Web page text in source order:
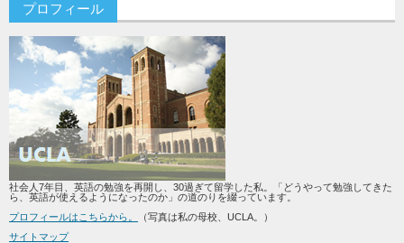
プロフィール
社会人7年目、英語の勉強を再開し、30過ぎて留学した私。「どうやって勉強してきた
ら、英語が使えるようになったのか」の道のりを綴っています。
プロフィールはこちらから。
（写真は私の母校、UCLA。）
サイトマップ